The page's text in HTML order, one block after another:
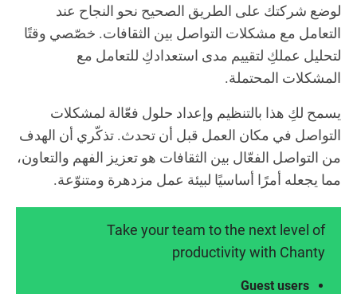
لوضع شركتك على الطريق الصحيح نحو النجاح عند
التعامل مع مشكلات التواصل بين الثقافات. خصّصي وقتًا
لتحليل عملكِ لتقييم مدى استعدادكِ للتعامل مع
المشكلات المحتملة.
يسمح لكِ هذا بالتنظيم وإعداد حلول فعّالة لمشكلات
التواصل في مكان العمل قبل أن تحدث. تذكّري أن الهدف
من التواصل الفعّال بين الثقافات هو تعزيز الفهم والتعاون،
مما يجعله أمرًا أساسيًا لبيئة عمل مزدهرة ومتنوّعة.
Take your team to the next level of
productivity with Chanty
Guest users